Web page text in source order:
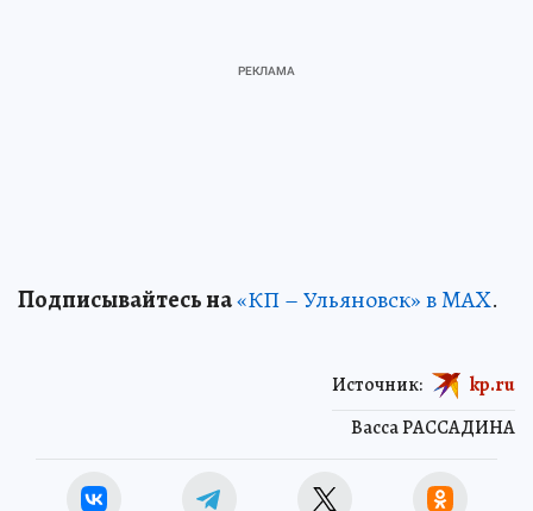
Подписывайтесь на«КП – Ульяновск» в MAX.
Васса РАССАДИНА
Источник: kp.ru